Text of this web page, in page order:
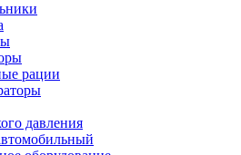
рации
давления